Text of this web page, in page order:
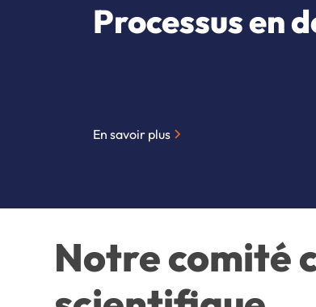
Processus en
En savoir plus
Notre comité